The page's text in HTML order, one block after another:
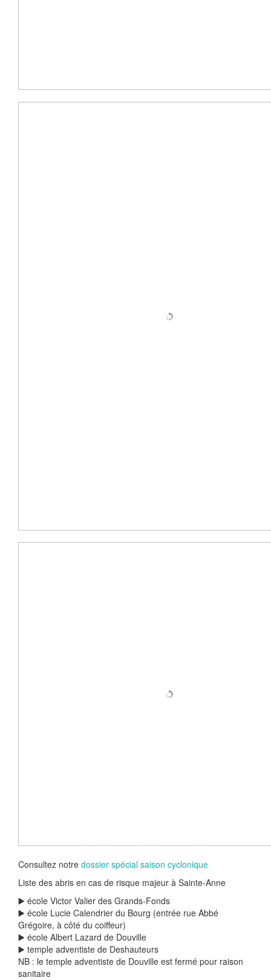
Consultez notre dossier spécial saison cyclonique
Liste des abris en cas de risque majeur à Sainte-Anne
▶️ école Victor Valier des Grands-Fonds
▶️ école Lucie Calendrier du Bourg (entrée rue Abbé
Grégoire, à côté du coiffeur)
▶️ école Albert Lazard de Douville
▶️ temple adventiste de Deshauteurs
NB : le temple adventiste de Douville est fermé pour raison
sanitaire